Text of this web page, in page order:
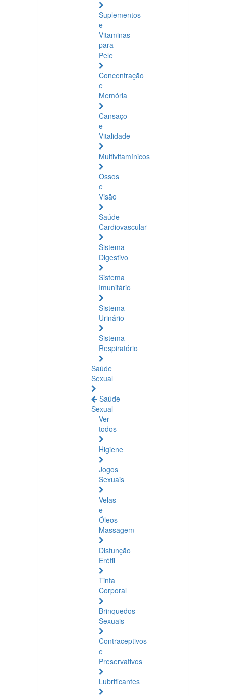
Suplementos
e
Vitaminas
para
Pele
Concentração
e
Memória
Cansaço
e
Vitalidade
Multivitamínicos
Ossos
e
Visão
Saúde
Cardiovascular
Sistema
Digestivo
Sistema
Imunitário
Sistema
Urinário
Sistema
Respiratório
Saúde
Sexual
Saúde
Sexual
Ver
todos
Higiene
Jogos
Sexuais
Velas
e
Óleos
Massagem
Disfunção
Erétil
Tinta
Corporal
Brinquedos
Sexuais
Contraceptivos
e
Preservativos
Lubrificantes